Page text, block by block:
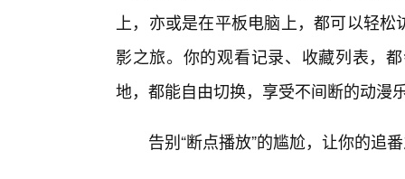
上，亦或是在平板电脑上，都可以轻
影之旅。你的观看记录、收藏列表，
地，都能自由切换，享受不间断的动漫
告别“断点播放”的尴尬，让你的追